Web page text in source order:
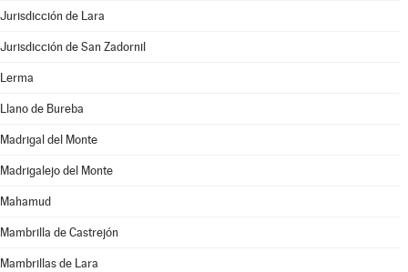
Jurisdicción de Lara
Jurisdicción de San Zadornil
Lerma
Llano de Bureba
Madrigal del Monte
Madrigalejo del Monte
Mahamud
Mambrilla de Castrejón
Mambrillas de Lara